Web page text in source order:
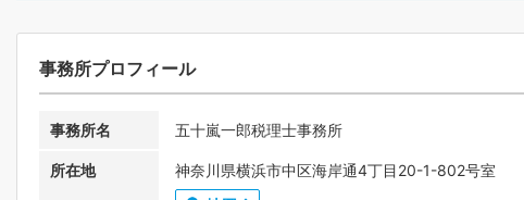
事務所プロフィール
事務所名 五十嵐一郎税理士事務所
所在地
神奈川県横浜市中区海岸通4丁目20-1-802号室